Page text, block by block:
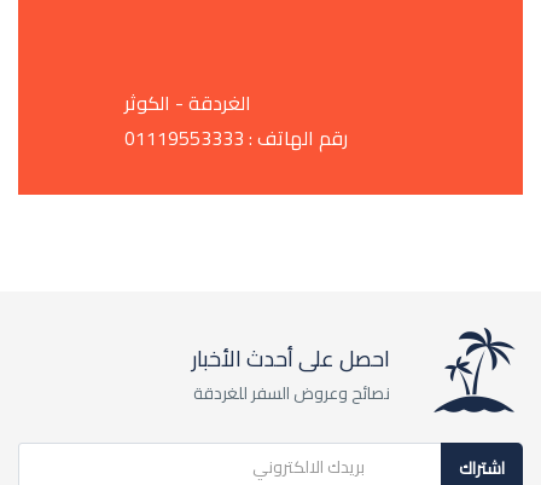
الغردقة - الكوثر
رقم الهاتف : 01119553333
احصل على أحدث الأخبار
نصائح وعروض السفر للغردقة
اشتراك